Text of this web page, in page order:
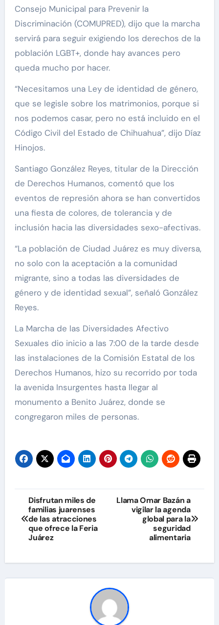
Consejo Municipal para Prevenir la
Discriminación (COMUPRED), dijo que la marcha
servirá para seguir exigiendo los derechos de la
población LGBT+, donde hay avances pero
queda mucho por hacer.
“Necesitamos una Ley de identidad de género,
que se legisle sobre los matrimonios, porque si
nos podemos casar, pero no está incluido en el
Código Civil del Estado de Chihuahua”, dijo Díaz
Hinojos.
Santiago González Reyes, titular de la Dirección
de Derechos Humanos, comentó que los
eventos de represión ahora se han convertidos
una fiesta de colores, de tolerancia y de
inclusión hacia las diversidades sexo-afectivas.
“La población de Ciudad Juárez es muy diversa,
no solo con la aceptación a la comunidad
migrante, sino a todas las diversidades de
género y de identidad sexual”, señaló González
Reyes.
La Marcha de las Diversidades Afectivo
Sexuales dio inicio a las 7:00 de la tarde desde
las instalaciones de la Comisión Estatal de los
Derechos Humanos, hizo su recorrido por toda
la avenida Insurgentes hasta llegar al
monumento a Benito Juárez, donde se
congregaron miles de personas.
Navegación
de
entradas
Disfrutan miles de
familias juarenses
de las atracciones
que ofrece la Feria
Juárez
Llama Omar Bazán a
vigilar la agenda
global para la
seguridad
alimentaria